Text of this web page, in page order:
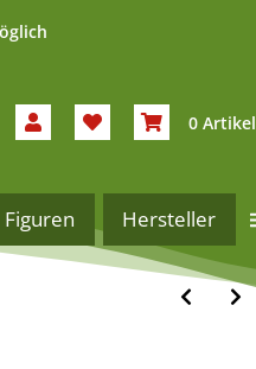
0 Artikel
Figuren Hersteller